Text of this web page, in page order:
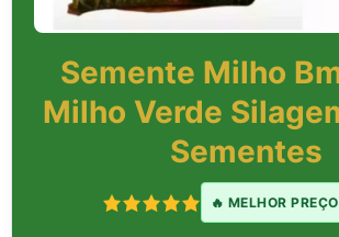
Semente Milho
Milho Verde
Sementes
🔥 MELHOR